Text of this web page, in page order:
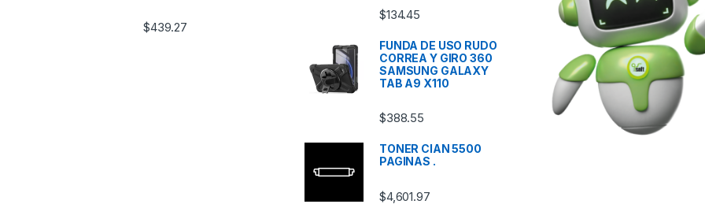
$439.27
$134.45
FUNDA DE USO RUDO
CORREA Y GIRO 360
SAMSUNG GALAXY
TAB A9 X110
$388.55
TONER CIAN 5500
PAGINAS .
$4,601.97